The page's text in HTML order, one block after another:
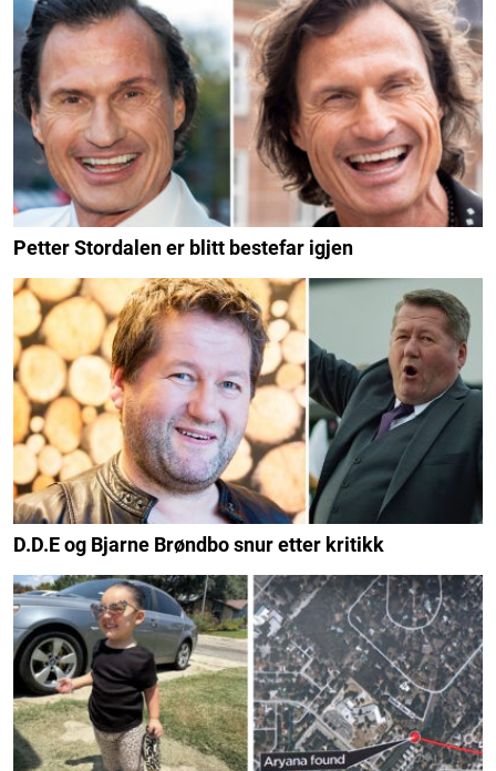
Petter Stordalen er blitt bestefar igjen
D.D.E og Bjarne Brøndbo snur etter kritikk